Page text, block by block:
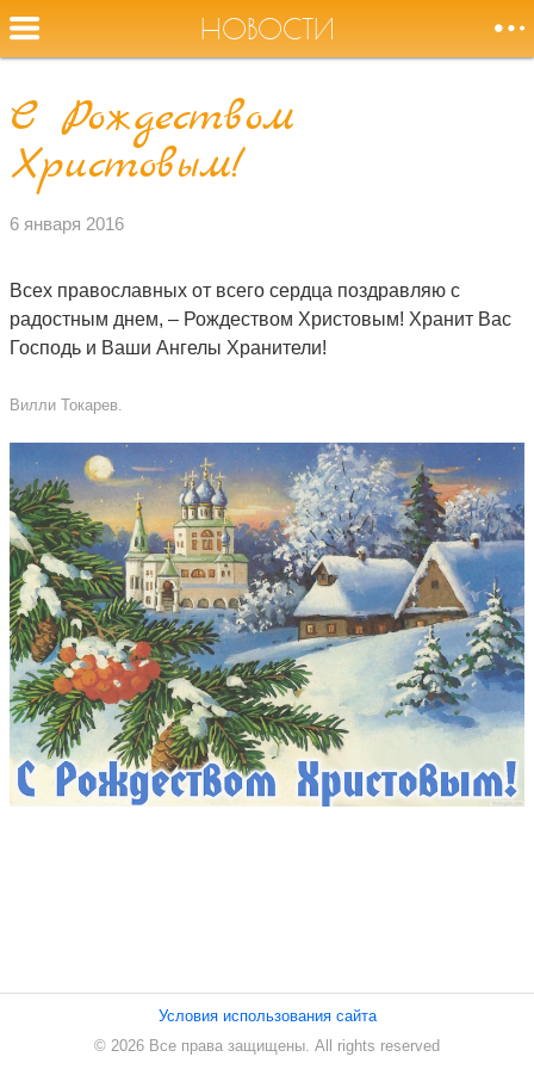
НОВОСТИ
СОБЫТИЯ
БИОГРАФИЯ
АУДИО
ВИДЕО
ФОТО
ПЕСНИ
СТАТЬИ
КОНТАКТЫ
НОВОСТИ
С Рождеством
Христовым!
6 января 2016
Всех православных от всего сердца поздравляю с
радостным днем, – Рождеством Христовым! Хранит Вас
Господь и Ваши Ангелы Хранители!
Вилли Токарев.
Условия использования сайта
© 2026 Все права защищены. All rights reserved